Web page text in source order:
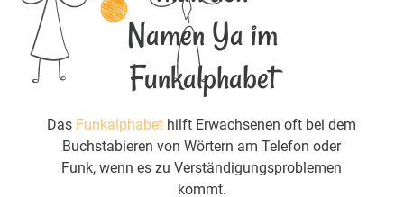
Namen Ya im
Funkalphabet
Das Funkalphabet hilft Erwachsenen oft bei dem
Buchstabieren von Wörtern am Telefon oder
Funk, wenn es zu Verständigungsproblemen
kommt.